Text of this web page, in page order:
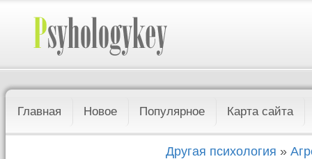
Главная Новое Популярное Карта сайта
Другая психология »